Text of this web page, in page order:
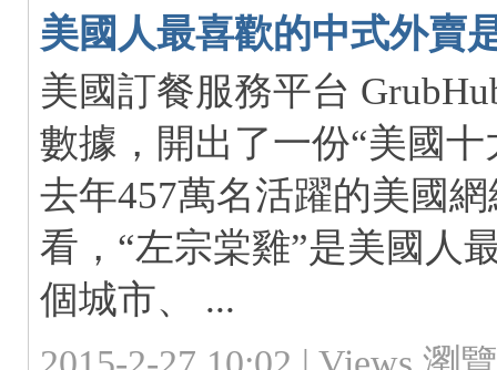
美國人最喜歡的中式外賣
美國訂餐服務平台
數據，開出了一份“美國
去年457萬名活躍的美國
看，“左宗棠雞”是美國人
個城市、 ...